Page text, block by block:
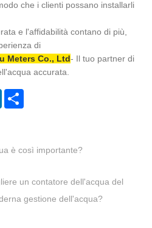
che i clienti possano installarli
e l'affidabilità contano di più,
di
Meters Co., Ltd- Il tuo partner di
accurata.
LinkedIn
è così importante?
un contatore dell'acqua del
gestione dell'acqua?